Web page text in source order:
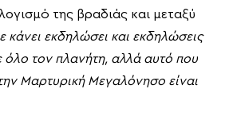
της βραδιάς και μεταξύ
κάνει εκδηλώσει και εκδηλώσεις
όλο τον πλανήτη, αλλά αυτό που
Μαρτυρική Μεγαλόνησο είναι